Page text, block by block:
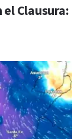
Clausura: